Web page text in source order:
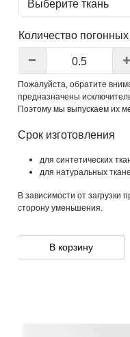
Количество
Пожалуйста, обратите
предназначены
Поэтому мы выпускаем их
Срок изготовления
для синтетических
для натуральных
В зависимости от загрузки
сторону уменьшения.
В корзину